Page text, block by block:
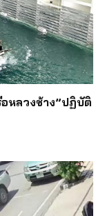
อหลวงช้าง”ปฏิบัติ